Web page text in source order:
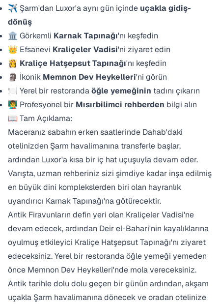
✈️ Şarm'dan Luxor'a aynı gün içinde uçakla gidiş-
dönüş
🏛️ Görkemli Karnak Tapınağı'nı keşfedin
👑 Efsanevi Kraliçeler Vadisi'ni ziyaret edin
👸 Kraliçe Hatşepsut Tapınağı'nı keşfedin
🗿 İkonik Memnon Dev Heykelleri'ni görün
🍽️ Yerel bir restorandaöğle yemeğinin tadını çıkarın
👨‍🏫 Profesyonel bir Mısırbilimci rehberden bilgi alın
📖 Tam Açıklama:
Maceranız sabahın erken saatlerinde Dahab'daki
otelinizden Şarm havalimanına transferle başlar,
ardından Luxor'a kısa bir iç hat uçuşuyla devam eder.
Varışta, uzman rehberiniz sizi şimdiye kadar inşa edilmiş
en büyük dini komplekslerden biri olan hayranlık
uyandırıcı Karnak Tapınağı'na götürecektir.
Antik Firavunların defin yeri olan Kraliçeler Vadisi'ne
devam edecek, ardından Deir el-Bahari'nin kayalıklarına
oyulmuş etkileyici Kraliçe Hatşepsut Tapınağı'nı ziyaret
edeceksiniz. Yerel bir restoranda öğle yemeği yemeden
önce Memnon Dev Heykelleri'nde mola vereceksiniz.
Antik tarihle dolu dolu geçen bir günün ardından, akşam
uçakla Şarm havalimanına dönecek ve oradan otelinize